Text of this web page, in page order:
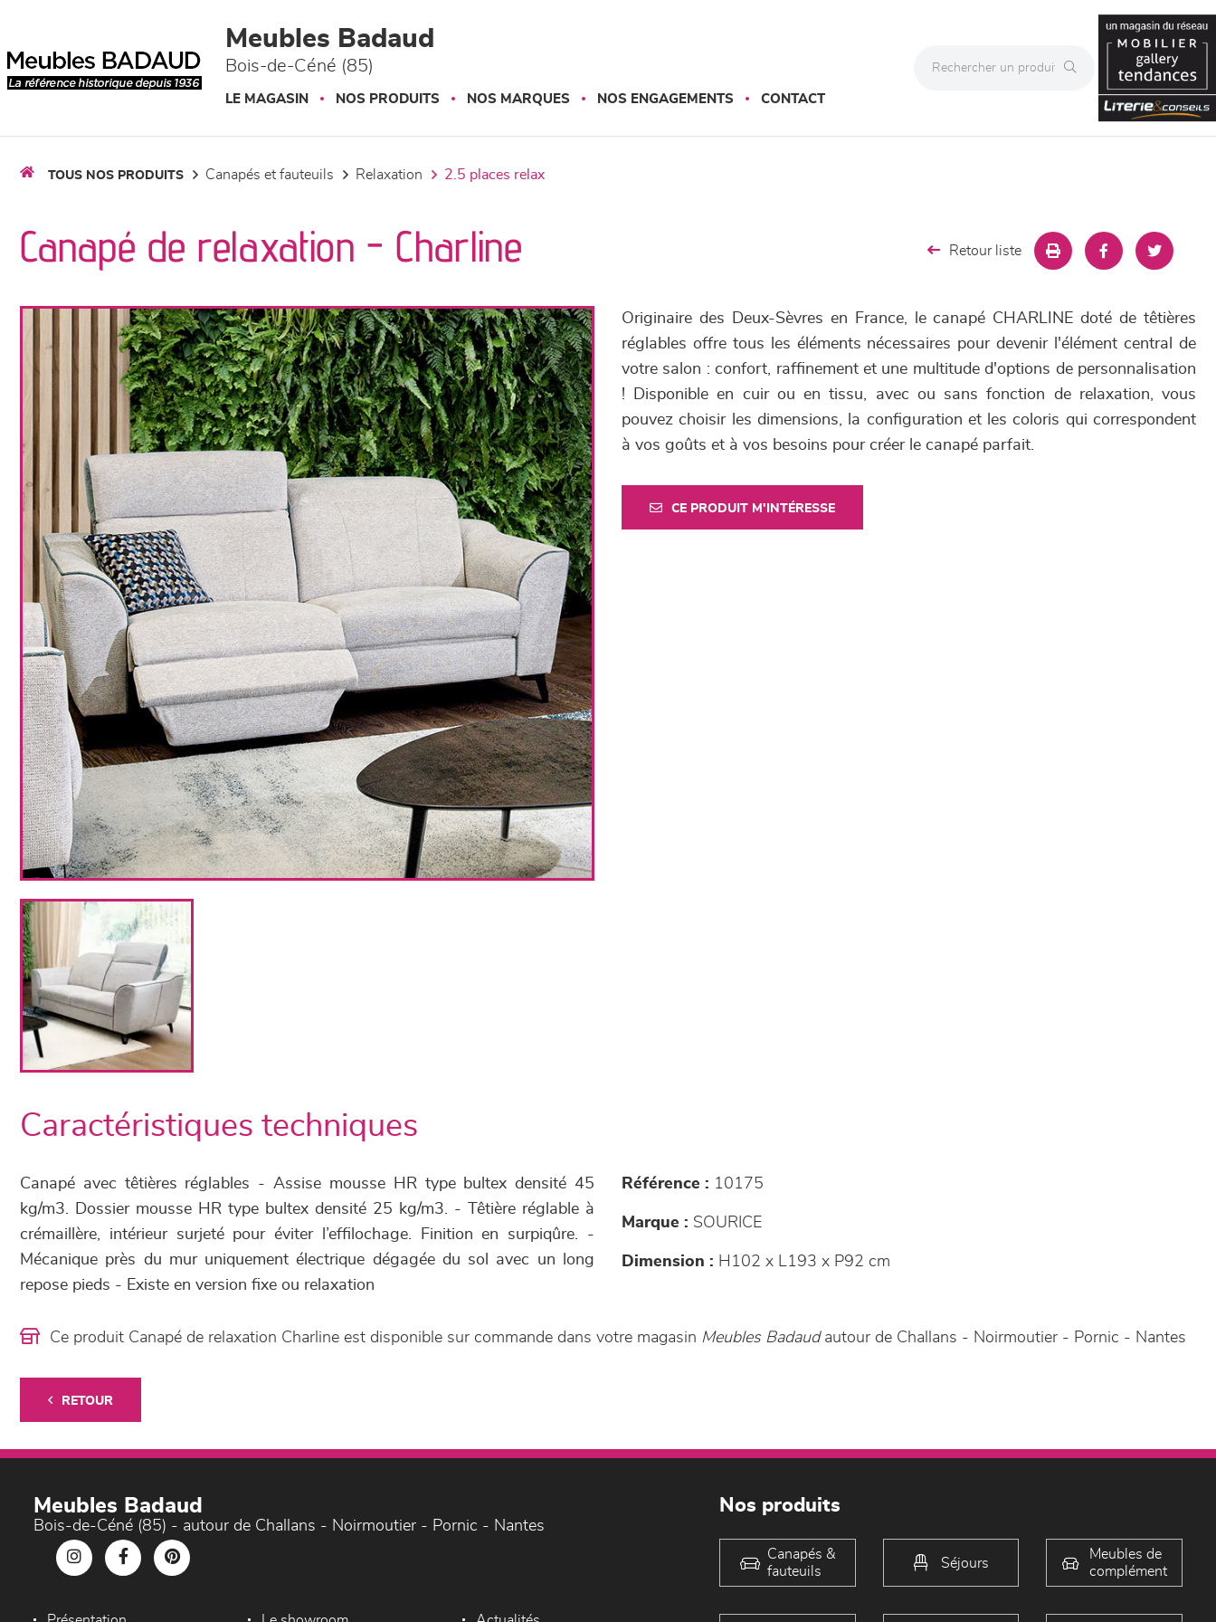
Meubles Badaud
Bois-de-Céné (85)
LE MAGASIN NOS PRODUITS NOS MARQUES NOS ENGAGEMENTS CONTACT
TOUS NOS PRODUITS canapés et fauteuils relaxation 2.5 places relax
Canapé de relaxation - Charline Retour liste
Originaire des Deux-Sèvres en France, le canapé CHARLINE doté de têtières
réglables offre tous les éléments nécessaires pour devenir l'élément central de
votre salon : confort, raffinement et une multitude d'options de personnalisation
! Disponible en cuir ou en tissu, avec ou sans fonction de relaxation, vous
pouvez choisir les dimensions, la configuration et les coloris qui correspondent
à vos goûts et à vos besoins pour créer le canapé parfait.
CE PRODUIT M'INTÉRESSE
Caractéristiques techniques
Canapé avec têtières réglables - Assise mousse HR type bultex densité 45
kg/m3. Dossier mousse HR type bultex densité 25 kg/m3. - Têtière réglable à
crémaillère, intérieur surjeté pour éviter l’effilochage. Finition en surpiqûre. -
Mécanique près du mur uniquement électrique dégagée du sol avec un long
repose pieds - Existe en version fixe ou relaxation
Référence : 10175
Marque : SOURICE
Dimension : H102 x L193 x P92 cm
Ce produit Canapé de relaxation Charline est disponible sur commande dans votre magasin Meubles Badaudautour de Challans - Noirmoutier - Pornic - Nantes
RETOUR
Meubles Badaud
Bois-de-Céné (85) - autour de Challans - Noirmoutier - Pornic - Nantes
Nos produits
Canapés &
fauteuils
Séjours
Meubles de
complément